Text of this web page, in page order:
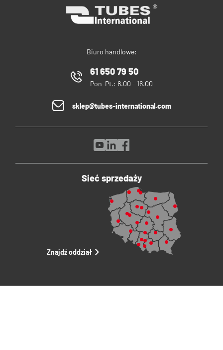
Biuro handlowe:
61 650 79 50
Pon-Pt.: 8.00 - 16.00
sklep@tubes-international.com
Sieć sprzedaży
Znajdź oddział